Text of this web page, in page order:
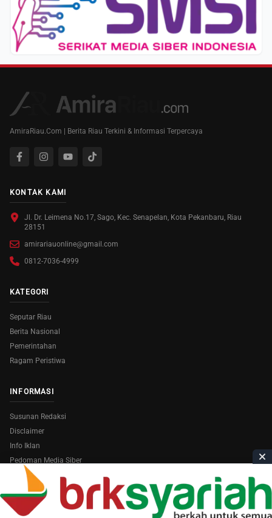
AmiraRiau.Com | Berita Riau Terkini & Informasi Terpercaya
KONTAK KAMI
Jl. Dr. Leimena No.17, Sago, Kec. Senapelan, Kota Pekanbaru, Riau
28151
amirariauonline@gmail.com
0812-7036-4999
KATEGORI
Seputar Riau
Berita Nasional
Pemerintahan
Ragam Peristiwa
INFORMASI
Susunan Redaksi
Disclaimer
Info Iklan
Pedoman Media Siber
Copyright © 2026 AmiraRiau.com . All Rights Reserved.